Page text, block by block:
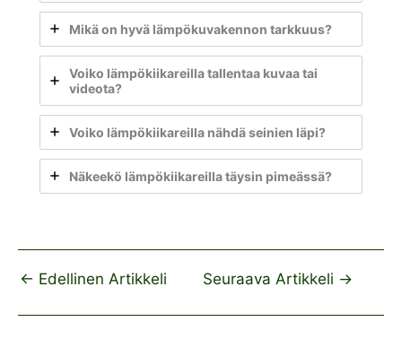
Mikä on hyvä lämpökuvakennon tarkkuus?
Voiko lämpökiikareilla tallentaa kuvaa tai
videota?
Voiko lämpökiikareilla nähdä seinien läpi?
Näkeekö lämpökiikareilla täysin pimeässä?
← Edellinen Artikkeli Seuraava Artikkeli →